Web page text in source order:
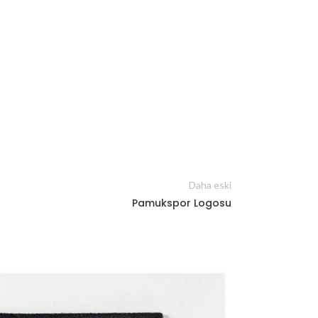
Daha eski
Pamukspor Logosu